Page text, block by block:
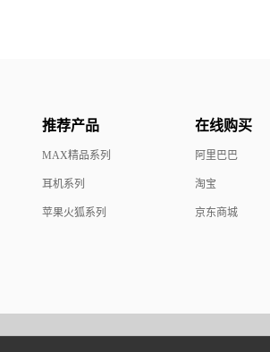
推荐产品
MAX精品系列
耳机系列
苹果火狐系列
在线购买
阿里巴巴
淘宝
京东商城